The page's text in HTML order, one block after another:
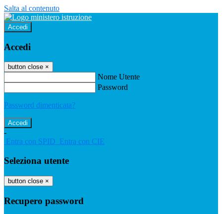
Salta al contenuto
Accedi
Accedi
button close ×
Nome Utente
Password
Password dimenticata?
-
Entra con SPID Entra con CIE
Seleziona utente
button close ×
Recupero password